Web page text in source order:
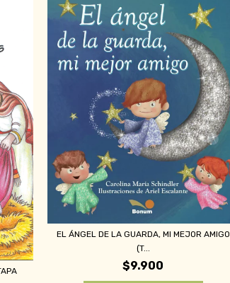
EL ÁNGEL DE LA GUARDA, MI MEJOR AMIGO
(T...
$9.900